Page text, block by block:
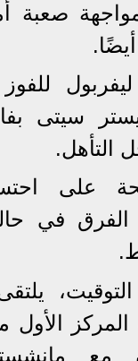
صعبة
سيتى
التأهل.
على
الفرق في
الأول
مع